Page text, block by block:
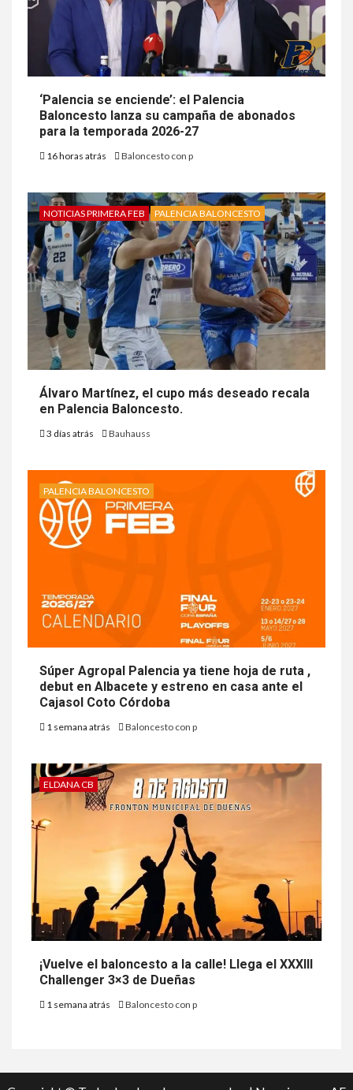
‘Palencia se enciende’: el Palencia
Baloncesto lanza su campaña de abonados
para la temporada 2026-27
16 horas atrás Baloncesto con p
NOTICIAS PRIMERA FEB PALENCIA BALONCESTO
Álvaro Martínez, el cupo más deseado recala
en Palencia Baloncesto.
3 días atrás Bauhauss
PALENCIA BALONCESTO
Súper Agropal Palencia ya tiene hoja de ruta ,
debut en Albacete y estreno en casa ante el
Cajasol Coto Córdoba
1 semana atrás Baloncesto con p
ELDANA CB
¡Vuelve el baloncesto a la calle! Llega el XXXIII
Challenger 3×3 de Dueñas
1 semana atrás Baloncesto con p